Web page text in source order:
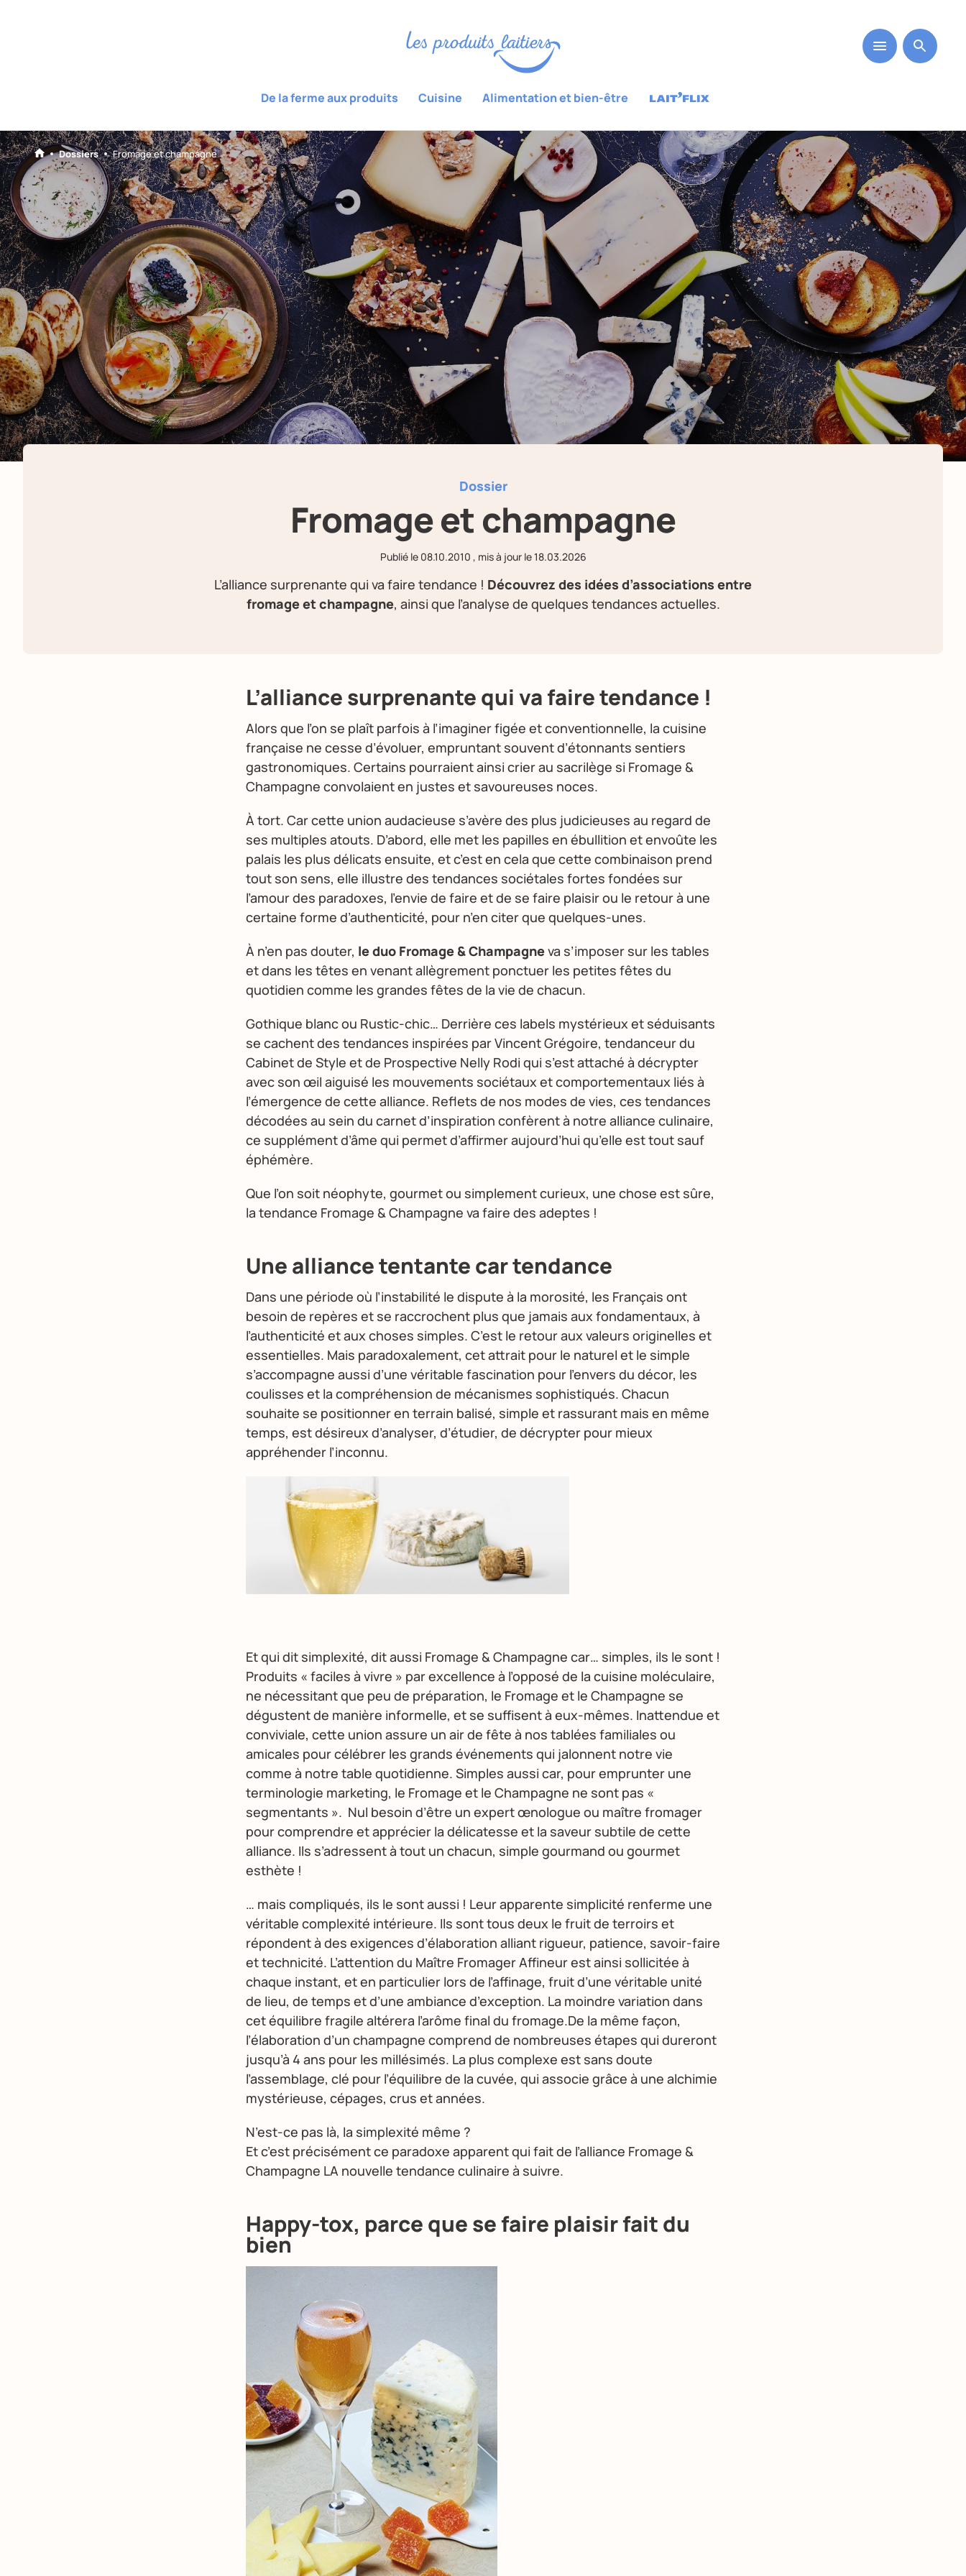
De la ferme aux produits Cuisine Alimentation et bien-être
Dossiers Fromage et champagne
Dossier
Fromage et champagne
Publié le 08.10.2010 , mis à jour le18.03.2026
L’alliance surprenante qui va faire tendance ! Découvrez des idées d’associations entre
fromage et champagne, ainsi que l’analyse de quelques tendances actuelles.
L’alliance surprenante qui va faire tendance !
Alors que l’on se plaît parfois à l’imaginer figée et conventionnelle, la cuisine
française ne cesse d’évoluer, empruntant souvent d’étonnants sentiers
gastronomiques. Certains pourraient ainsi crier au sacrilège si Fromage &
Champagne convolaient en justes et savoureuses noces.
À tort. Car cette union audacieuse s’avère des plus judicieuses au regard de
ses multiples atouts. D’abord, elle met les papilles en ébullition et envoûte les
palais les plus délicats ensuite, et c’est en cela que cette combinaison prend
tout son sens, elle illustre des tendances sociétales fortes fondées sur
l’amour des paradoxes, l’envie de faire et de se faire plaisir ou le retour à une
certaine forme d’authenticité, pour n’en citer que quelques-unes.
À n’en pas douter, le duo Fromage & Champagneva s’imposer sur les tables
et dans les têtes en venant allègrement ponctuer les petites fêtes du
quotidien comme les grandes fêtes de la vie de chacun.
Gothique blanc ou Rustic-chic… Derrière ces labels mystérieux et séduisants
se cachent des tendances inspirées par Vincent Grégoire, tendanceur du
Cabinet de Style et de Prospective Nelly Rodi qui s’est attaché à décrypter
avec son œil aiguisé les mouvements sociétaux et comportementaux liés à
l’émergence de cette alliance. Reflets de nos modes de vies, ces tendances
décodées au sein du carnet d’inspiration confèrent à notre alliance culinaire,
ce supplément d’âme qui permet d’affirmer aujourd’hui qu’elle est tout sauf
éphémère.
Que l’on soit néophyte, gourmet ou simplement curieux, une chose est sûre,
la tendance Fromage & Champagne va faire des adeptes !
Une alliance tentante car tendance
Dans une période où l’instabilité le dispute à la morosité, les Français ont
besoin de repères et se raccrochent plus que jamais aux fondamentaux, à
l’authenticité et aux choses simples. C’est le retour aux valeurs originelles et
essentielles. Mais paradoxalement, cet attrait pour le naturel et le simple
s’accompagne aussi d’une véritable fascination pour l’envers du décor, les
coulisses et la compréhension de mécanismes sophistiqués. Chacun
souhaite se positionner en terrain balisé, simple et rassurant mais en même
temps, est désireux d’analyser, d’étudier, de décrypter pour mieux
appréhender l’inconnu.
Et qui dit simplexité, dit aussi Fromage & Champagne car… simples, ils le sont !
Produits « faciles à vivre » par excellence à l’opposé de la cuisine moléculaire,
ne nécessitant que peu de préparation, le Fromage et le Champagne se
dégustent de manière informelle, et se suffisent à eux-mêmes. Inattendue et
conviviale, cette union assure un air de fête à nos tablées familiales ou
amicales pour célébrer les grands événements qui jalonnent notre vie
comme à notre table quotidienne. Simples aussi car, pour emprunter une
terminologie marketing, le Fromage et le Champagne ne sont pas «
segmentants ». Nul besoin d’être un expert œnologue ou maître fromager
pour comprendre et apprécier la délicatesse et la saveur subtile de cette
alliance. Ils s’adressent à tout un chacun, simple gourmand ou gourmet
esthète !
… mais compliqués, ils le sont aussi ! Leur apparente simplicité renferme une
véritable complexité intérieure. Ils sont tous deux le fruit de terroirs et
répondent à des exigences d’élaboration alliant rigueur, patience, savoir-faire
et technicité. L’attention du Maître Fromager Affineur est ainsi sollicitée à
chaque instant, et en particulier lors de l’affinage, fruit d’une véritable unité
de lieu, de temps et d’une ambiance d’exception. La moindre variation dans
cet équilibre fragile altérera l’arôme final du fromage.De la même façon,
l’élaboration d’un champagne comprend de nombreuses étapes qui dureront
jusqu’à 4 ans pour les millésimés. La plus complexe est sans doute
l’assemblage, clé pour l’équilibre de la cuvée, qui associe grâce à une alchimie
mystérieuse, cépages, crus et années.
N’est-ce pas là, la simplexité même ?
Et c’est précisément ce paradoxe apparent qui fait de l’alliance Fromage &
Champagne LA nouvelle tendance culinaire à suivre.
Happy-tox, parce que se faire plaisir fait du
bien